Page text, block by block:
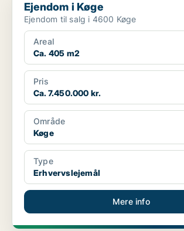
Ejendom i Køge
Ejendom til salg i 4600 Køge
Areal
Ca. 405 m2
Pris
Ca. 7.450.000 kr.
Område
Køge
Type
Erhvervslejemål
Mere info